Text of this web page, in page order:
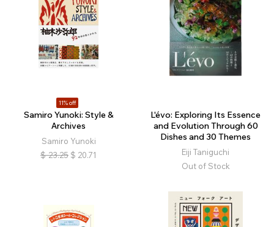
11% off
Samiro Yunoki: Style &
Archives
Samiro Yunoki
$ 23.25 $ 20.71
L'évo: Exploring Its Essence
and Evolution Through 60
Dishes and 30 Themes
Eiji Taniguchi
Out of Stock